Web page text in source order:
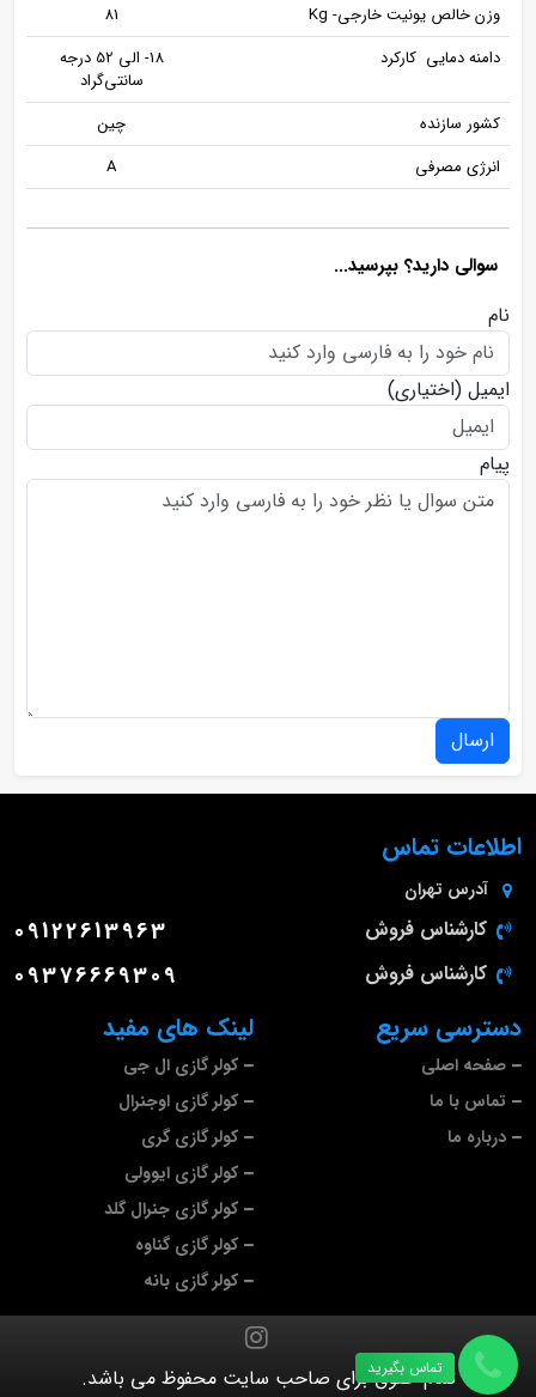
وزن خالص یونیت خارجی- Kg
81
دامنه دمایی کارکرد
18- الی 52 درجه
سانتی‌گراد
کشور سازنده
چین
انرژی مصرفی
A
سوالی دارید؟ بپرسید...
نام
ایمیل (اختیاری)
پیام
ارسال
لینک های مفید
کولر گازی ال جی
کولر گازی اوجنرال
کولر گازی گری
کولر گازی ایوولی
کولر گازی جنرال گلد
کولر گازی گناوه
کولر گازی بانه
دسترسی سریع
صفحه اصلی
تماس با ما
درباره ما
اطلاعات تماس
آدرس تهران
کارشناس فروش 09122613963
کارشناس فروش 09376669309
تمام حقوق برای صاحب سایت محفوظ می باشد.
تماس بگیرید